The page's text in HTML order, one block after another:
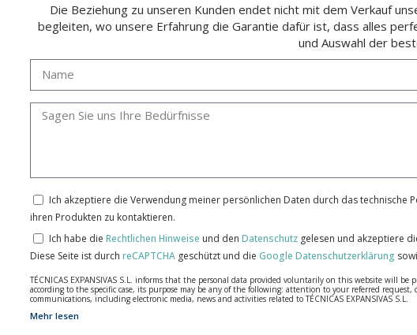
Die Beziehung zu unseren Kunden endet nicht mit dem Verkauf
begleiten, wo unsere Erfahrung die Garantie dafür ist, dass alles
und Auswahl der
Ich akzeptiere die Verwendung meiner persönlichen Daten durch das technische
ihren Produkten zu kontaktieren.
Ich habe die Rechtlichen Hinweise und den Datenschutz gelesen und akzeptiere
Diese Seite ist durch reCAPTCHA geschützt und die Google Datenschutzerklärung
TÉCNICAS EXPANSIVAS S.L. informs that the personal data provided voluntarily on this website will
according to the specific case, its purpose may be any of the following: attention to your referred
communications, including electronic media, news and activities related to TÉCNICAS EXPANSIVAS S.L.
The data in our files are strictly confidential and shall be treated with the utmost confidentiality and
Mehr lesen